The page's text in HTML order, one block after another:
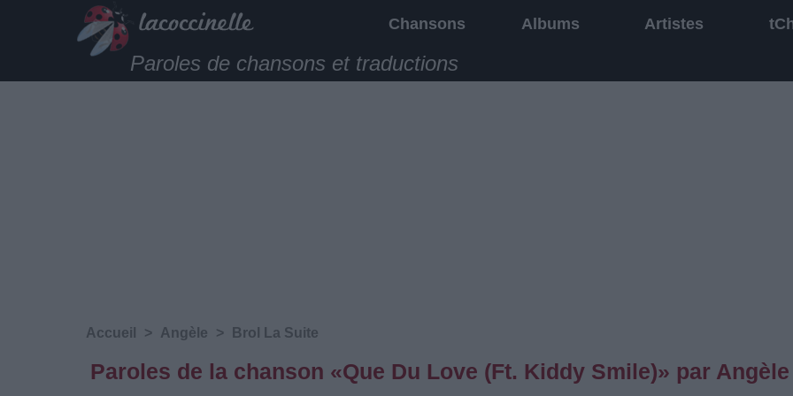
Chansons Albums Artistes
Paroles de chansons et traductions
Accueil > Angèle > Brol La Suite
Paroles de la chanson «Que Du Love (Ft. Kiddy Smile)» par Angèle